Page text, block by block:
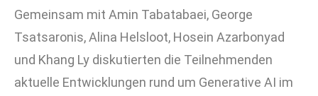
Gemeinsam mit Amin Tabatabaei, George
Tsatsaronis, Alina Helsloot, Hosein Azarbonyad
und Khang Ly diskutierten die Teilnehmenden
aktuelle Entwicklungen rund um Generative AI im